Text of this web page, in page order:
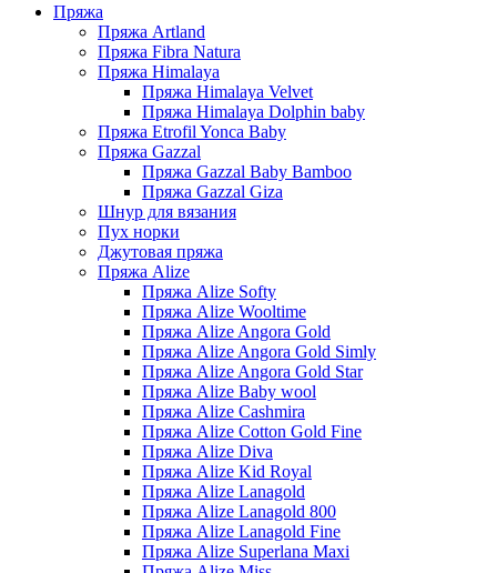
Пряжа
Пряжа Artland
Пряжа Fibra Natura
Пряжа Himalaya
Пряжа Himalaya Velvet
Пряжа Himalaya Dolphin baby
Пряжа Etrofil Yonca Baby
Пряжа Gazzal
Пряжа Gazzal Baby Bamboo
Пряжа Gazzal Giza
Шнур для вязания
Пух норки
Джутовая пряжа
Пряжа Alize
Пряжа Alize Softy
Пряжа Alize Wooltime
Пряжа Alize Angora Gold
Пряжа Alize Angora Gold Simly
Пряжа Alize Angora Gold Star
Пряжа Alize Baby wool
Пряжа Alize Cashmira
Пряжа Alize Cotton Gold Fine
Пряжа Alize Diva
Пряжа Alize Kid Royal
Пряжа Alize Lanagold
Пряжа Alize Lanagold 800
Пряжа Alize Lanagold Fine
Пряжа Alize Superlana Maxi